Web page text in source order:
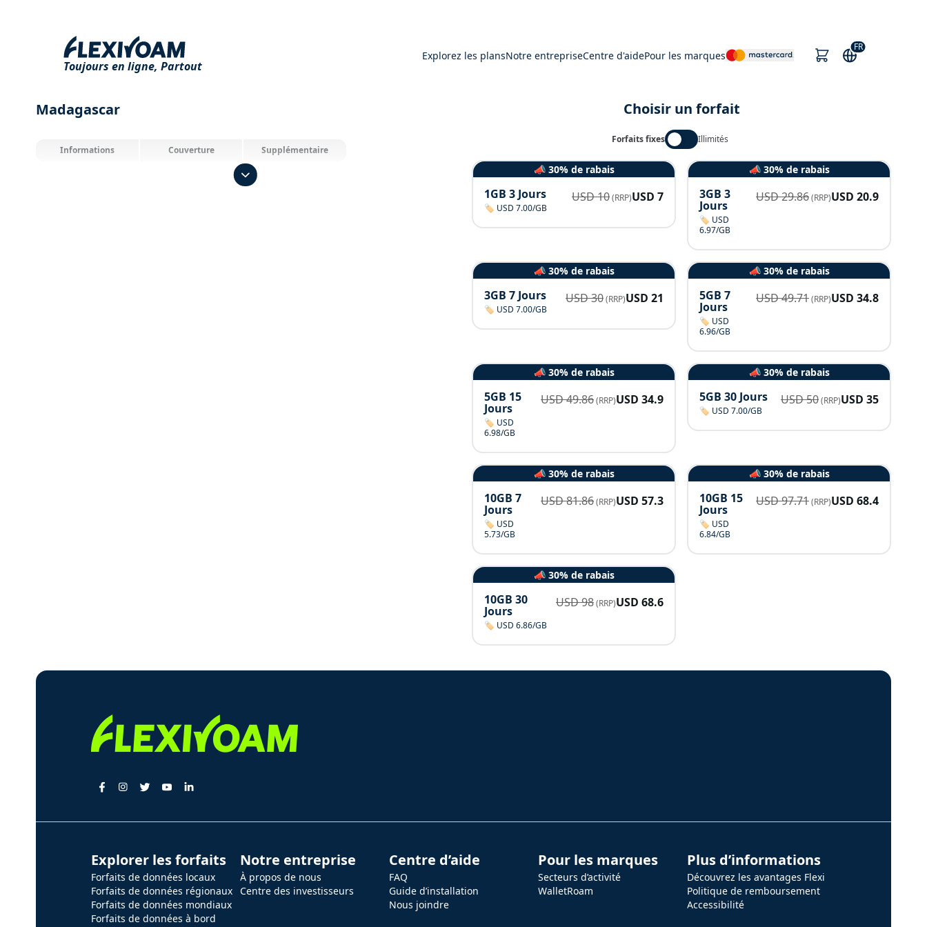
Toujours en ligne, Partout
Explorez les plansNotre entrepriseCentre d'aidePour les marques
FR
Madagascar
Informations Couverture Supplémentaire
Choisir un forfait
Forfaits fixes Illimités
📣 30% de rabais
1GB 3 Jours
🏷️ USD 7.00/GB
USD10(RRP)USD 7
📣 30% de rabais
3GB 3
Jours
🏷️ USD
6.97/GB
USD29.86(RRP)USD 20.9
📣 30% de rabais
3GB 7 Jours
🏷️ USD 7.00/GB
USD30(RRP)USD 21
📣 30% de rabais
5GB 7
Jours
🏷️ USD
6.96/GB
USD49.71(RRP)USD 34.8
📣 30% de rabais
5GB 15
Jours
🏷️ USD
6.98/GB
USD49.86(RRP)USD 34.9
📣 30% de rabais
5GB 30 Jours
🏷️ USD 7.00/GB
USD50(RRP)USD 35
📣 30% de rabais
10GB 7
Jours
🏷️ USD
5.73/GB
USD81.86(RRP)USD 57.3
📣 30% de rabais
10GB 15
Jours
🏷️ USD
6.84/GB
USD97.71(RRP)USD 68.4
📣 30% de rabais
10GB 30
Jours
🏷️ USD 6.86/GB
USD98(RRP)USD 68.6
Explorer les forfaits
Forfaits de données locaux
Forfaits de données régionaux
Forfaits de données mondiaux
Forfaits de données à bord
Notre entreprise
À propos de nous
Centre des investisseurs
Centre d’aide
FAQ
Guide d’installation
Nous joindre
Pour les marques
Secteurs d’activité
WalletRoam
Plus d’informations
Découvrez les avantages Flexi
Politique de remboursement
Accessibilité